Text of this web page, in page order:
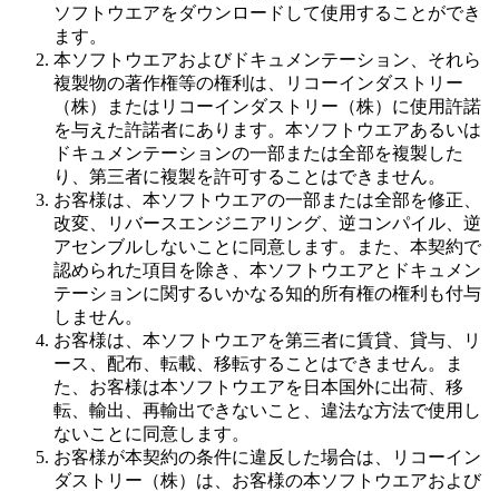
ソフトウエアをダウンロードして使用することができ
ます。
本ソフトウエアおよびドキュメンテーション、それら
複製物の著作権等の権利は、リコーインダストリー
（株）またはリコーインダストリー（株）に使用許諾
を与えた許諾者にあります。本ソフトウエアあるいは
ドキュメンテーションの一部または全部を複製した
り、第三者に複製を許可することはできません。
お客様は、本ソフトウエアの一部または全部を修正、
改変、リバースエンジニアリング、逆コンパイル、逆
アセンブルしないことに同意します。また、本契約で
認められた項目を除き、本ソフトウエアとドキュメン
テーションに関するいかなる知的所有権の権利も付与
しません。
お客様は、本ソフトウエアを第三者に賃貸、貸与、リ
ース、配布、転載、移転することはできません。ま
た、お客様は本ソフトウエアを日本国外に出荷、移
転、輸出、再輸出できないこと、違法な方法で使用し
ないことに同意します。
お客様が本契約の条件に違反した場合は、リコーイン
ダストリー（株）は、お客様の本ソフトウエアおよび